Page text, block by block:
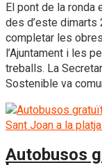
El pont de la ronda
des d’este dimarts
completar les
l’Ajuntament i les
treballs. La
Sostenible va
Autobusos